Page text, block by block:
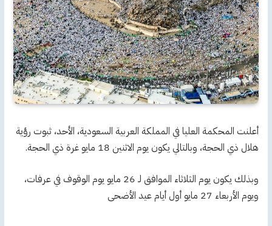
أعلنت المحكمة العليا في المملكة العربية السعودية، الأحد، ثبوت رؤية
هلال ذي الحجة، وبالتالي يكون يوم الاثنين 18 مايو غرة ذي الحجة.
وبذلك يكون يوم الثلاثاء الموافق لـ 26 مايو يوم الوقوف في عرفات،
ويوم الأربعاء 27 مايو أول أيام عيد الأضحى